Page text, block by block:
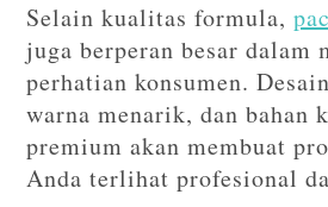
Selain kualitas formula,
juga berperan besar dalam
perhatian konsumen.
warna menarik, dan bahan
premium akan membuat
Anda terlihat profesional